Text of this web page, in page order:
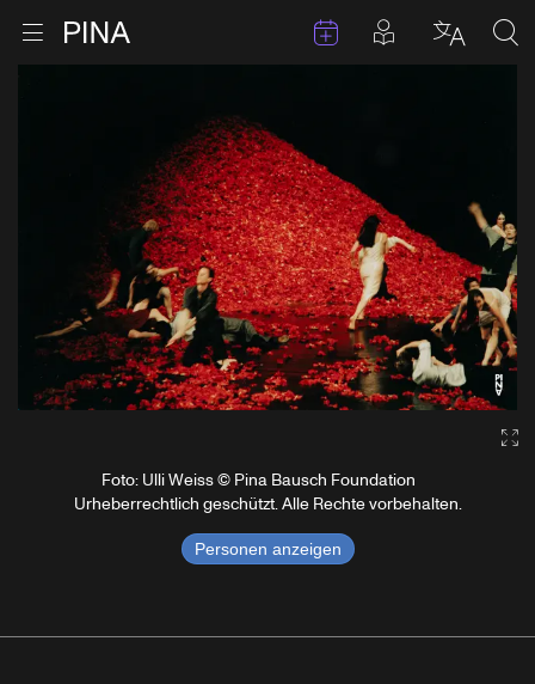
Menu öffnen TermineBeiträge in
Foto: Ulli Weiss © Pina Bausch Foundation
Urheberrechtlich geschützt. Alle Rechte vorbehalten.
Personen anzeigen